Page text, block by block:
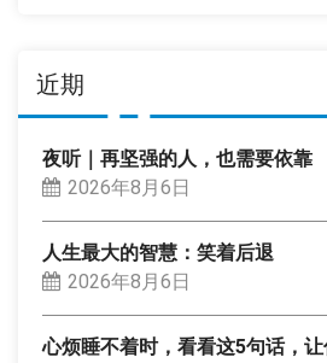
近期
夜听｜再坚强的人，也需要依靠
2026年8月6日
人生最大的智慧：笑着后退
2026年8月6日
心烦睡不着时，看看这5句话，